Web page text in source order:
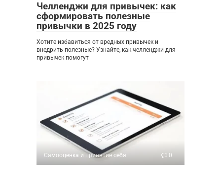
Челленджи для привычек: как
сформировать полезные
привычки в 2025 году
Хотите избавиться от вредных привычек и
внедрить полезные? Узнайте, как челленджи для
привычек помогут
Самооценка и принятие себя 0